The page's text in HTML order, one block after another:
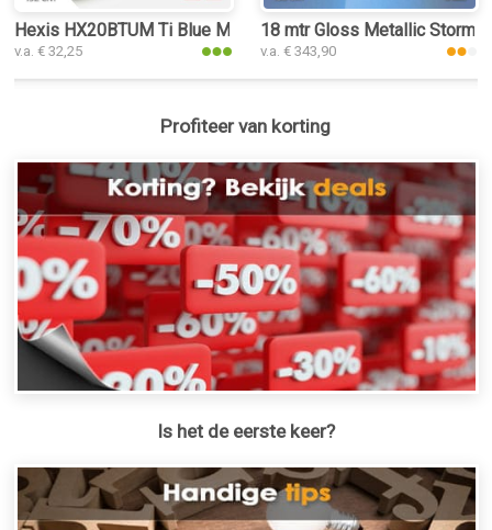
Hexis HX20BTUM Ti Blue Matt keukenfolie
v.a. € 32,25
18 mtr Gloss Metallic Storm
v.a. € 343,90
Profiteer van korting
Is het de eerste keer?